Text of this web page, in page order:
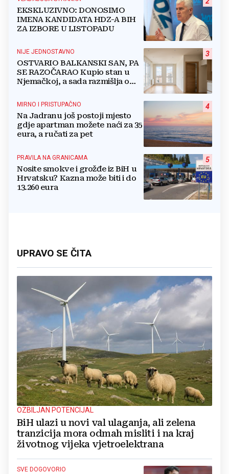
EKSKLUZIVNO: DONOSIMO
IMENA KANDIDATA HDZ-A BIH
ZA IZBORE U LISTOPADU
3
NIJE JEDNOSTAVNO
OSTVARIO BALKANSKI SAN, PA
SE RAZOČARAO Kupio stan u
Njemačkoj, a sada razmišlja o
4
MIRNO I PRISTUPAČNO
Na Jadranu još postoji mjesto
gdje apartman možete naći za 35
eura, a ručati za pet
5
PRAVILA NA GRANICAMA
Nosite smokve i grožđe iz BiH u
Hrvatsku? Kazna može biti i do
13.260 eura
UPRAVO SE ČITA
OZBILJAN POTENCIJAL
BiH ulazi u novi val ulaganja, ali zelena
tranzicija mora odmah misliti i na kraj
životnog vijeka vjetroelektrana
SVE DOGOVORIO